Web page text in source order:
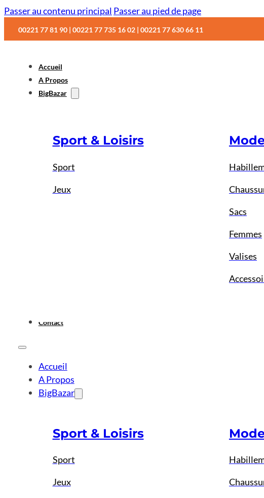
Passer au contenu principal Passer au pied de page
00221 77 81 90 | 00221 77 735 16 02 | 00221 77 630 66 11
Accueil
A Propos
BigBazar
Sport & Loisirs
Sport
Jeux
Sacs
Femmes
Valises
Contact
Accueil
A Propos
BigBazar
Sport & Loisirs
Sport
Jeux